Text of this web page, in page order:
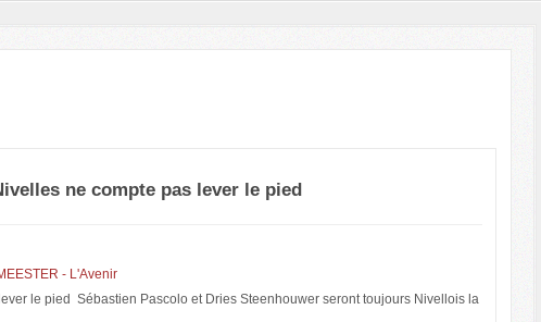
ne compte pas lever le pied
- L'Avenir
le pied Sébastien Pascolo et Dries Steenhouwer seront toujours Nivellois la